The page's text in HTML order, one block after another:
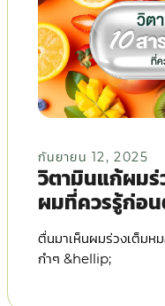
กันยายน 12, 2025
วิตามินแก้ผมร่
ผมที่ควรรู้ก่อ
ตื่นมาเห็นผมร่วงเต็มห
กำๆ &hellip;